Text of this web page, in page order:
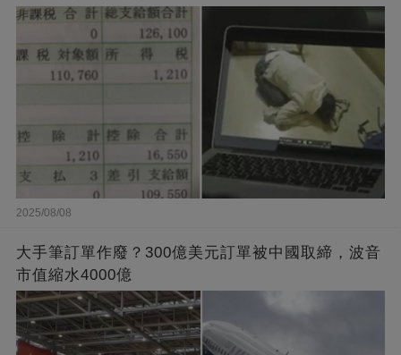
2025/08/08
大手筆訂單作廢？300億美元訂單被中國取締，波音
市值縮水4000億